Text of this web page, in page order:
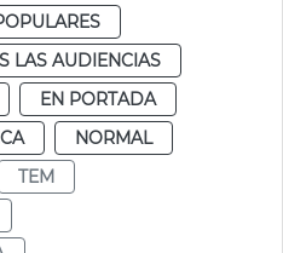
LAS AUDIENCIAS
EN PORTADA
NORMAL
TEM